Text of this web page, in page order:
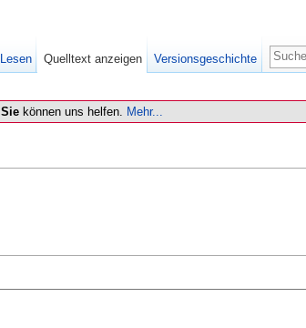
Sie können uns helfen. Mehr...
Lesen Quelltext anzeigen Versionsgeschichte